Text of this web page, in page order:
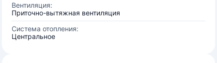
Вентиляция:
Приточно-вытяжная вентиляция
Система отопления:
Центральное